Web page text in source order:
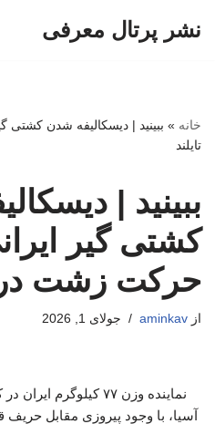
نشر پرتال معرفی
خانه » ببینید | دیسکالیفه شدن
تایلند
ببینید |
کشتی گیر
حرکت زشت در
از aminkav جولای 1, 2026
نماینده وزن ۷۷
آسیا، با وجود پیروزی مقابل حریف